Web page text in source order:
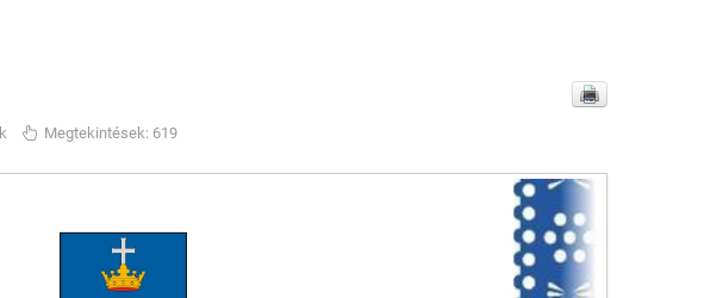
Megtekintések: 619